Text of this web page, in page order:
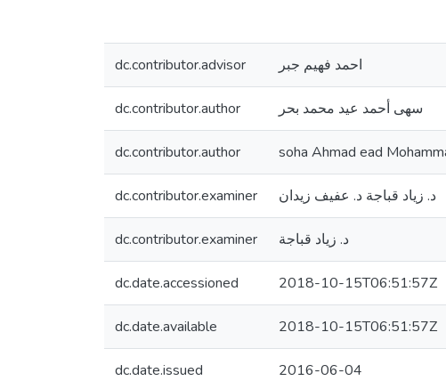
dc.contributor.advisor احمد فهيم جبر
dc.contributor.author سهى أحمد عيد محمد بحر
dc.contributor.author soha Ahmad ead
dc.contributor.examiner د. زياد قباجة د. عفيف زيدان
dc.contributor.examiner د. زياد قباجة
dc.date.accessioned 2018-10-15T06:51:57Z
dc.date.available 2018-10-15T06:51:57Z
dc.date.issued 2016-06-04